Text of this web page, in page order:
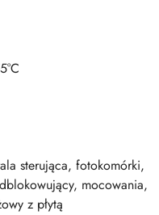
sterująca, fotokomórki,
mocowania,
z płytą